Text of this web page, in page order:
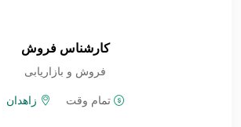
کارشناس فروش
فروش و بازاریابی
تمام وقت زاهدان